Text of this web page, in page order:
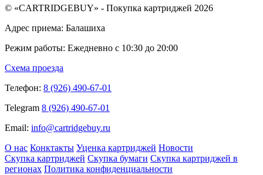
© «CARTRIDGEBUY» - Покупка картриджей 2026
Адрес приема: Балашиха
Режим работы: Ежедневно с 10:30 до 20:00
Схема проезда
Телефон: 8 (926) 490-67-01
Telegram 8 (926) 490-67-01
Email: info@cartridgebuy.ru
О нас Конктакты Уценка картриджей Новости
Скупка картриджей Скупка бумаги Скупка картриджей в
регионах Политика конфиденциальности